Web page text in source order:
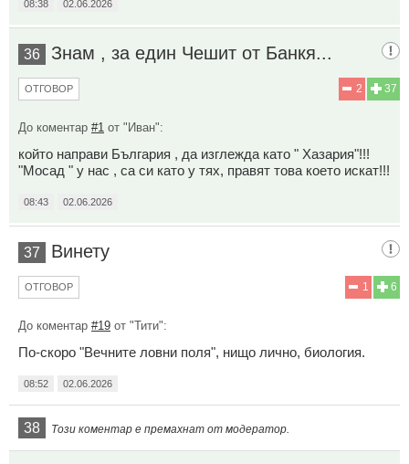
08:38 02.06.2026
36 Знам , за един Чешит от Банкя...
37
2
ОТГОВОР
До коментар #1 от "Иван":
който направи България , да изглежда като " Хазария"!!!
"Мосад " у нас , са си като у тях, правят това което искат!!!
08:43 02.06.2026
37 Винету
6
1
ОТГОВОР
До коментар #19 от "Тити":
По-скоро "Вечните ловни поля", нищо лично, биология.
08:52 02.06.2026
38 Този коментар е премахнат от модератор.